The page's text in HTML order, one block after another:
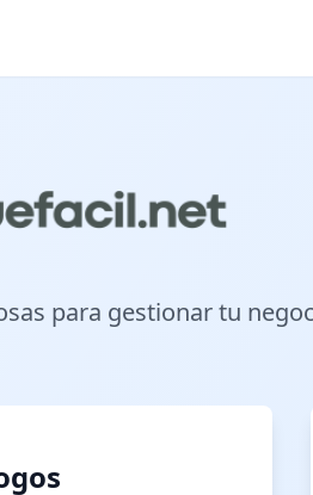
para gestionar tu